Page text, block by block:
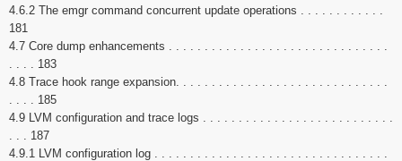
4.6.2 The emgr command concurrent update operations . . . . . . . . . . . .
181
4.7 Core dump enhancements . . . . . . . . . . . . . . . . . . . . . . . . . . . . . . .
. . . . 183
4.8 Trace hook range expansion. . . . . . . . . . . . . . . . . . . . . . . . . . . . . .
. . . . 185
4.9 LVM configuration and trace logs . . . . . . . . . . . . . . . . . . . . . . . . . . .
. . . 187
4.9.1 LVM configuration log . . . . . . . . . . . . . . . . . . . . . . . . . . . . . . . . .